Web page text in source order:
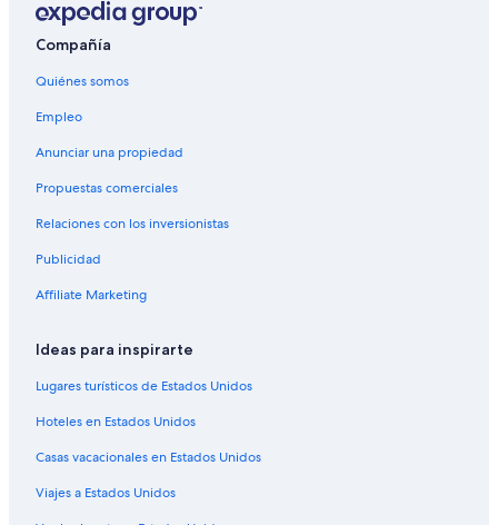
Hoteles cerca de Parque acuático Acquaworld
Hoteles en Agrate Brianza
Accor Hotels en Villasanta
Hoteles en Villasanta
Hoteles en Lesmo
Hoteles 2 estrellas en Monza
Apart-Hoteles en Monza
Campings en Monza
Apartamentos en Monza
Hoteles haciendas en Monza
Hostales en Monza
Hoteles de Four Seasons en Monza
Compañía
Quiénes somos
Empleo
Anunciar una propiedad
Propuestas comerciales
Relaciones con los inversionistas
Publicidad
Affiliate Marketing
Ideas para inspirarte
Lugares turísticos de Estados Unidos
Hoteles en Estados Unidos
Casas vacacionales en Estados Unidos
Viajes a Estados Unidos